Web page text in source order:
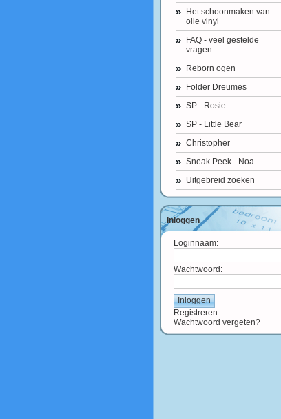
Het schoonmaken van
olie vinyl
FAQ - veel gestelde
vragen
Reborn ogen
Folder Dreumes
SP - Rosie
SP - Little Bear
Christopher
Sneak Peek - Noa
Uitgebreid zoeken
Inloggen
Loginnaam:
Wachtwoord:
Registreren
Wachtwoord vergeten?